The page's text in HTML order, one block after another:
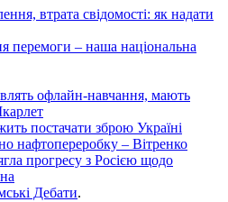
втрата свідомості: як надати
– наша національна
офлайн-навчання, мають
постачати зброю Україні
нафтопереробку – Вітренко
прогресу з Росією щодо
Дебати.